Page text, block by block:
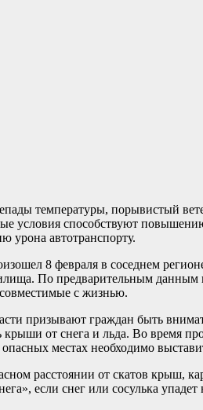
температуры, порывистый
условия способствуют
урона автотранспорту.
8 февраля в соседнем
По предварительным данным
с жизнью.
призывают граждан быть
от снега и льда. Во время
местах необходимо
расстоянии от скатов крыш,
если снег или сосулька